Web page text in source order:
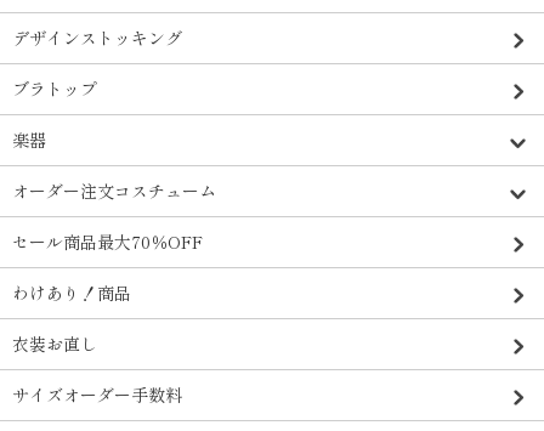
デザインストッキング
ブラトップ
楽器
オーダー注文コスチューム
セール商品最大70％OFF
わけあり！商品
衣装お直し
サイズオーダー手数料